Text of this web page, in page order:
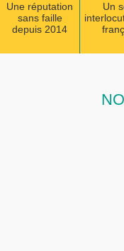
Une réputation
sans faille
depuis 2014
Un